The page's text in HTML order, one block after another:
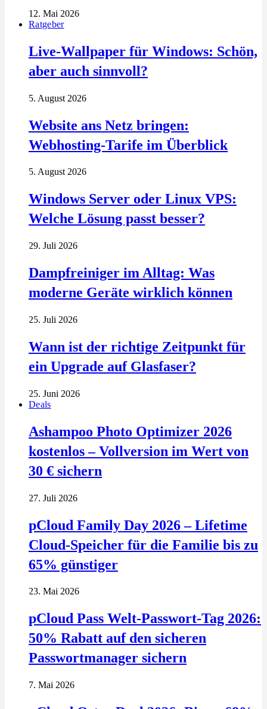
12. Mai 2026
Ratgeber
Live-Wallpaper für Windows: Schön,
aber auch sinnvoll?
5. August 2026
Website ans Netz bringen:
Webhosting-Tarife im Überblick
5. August 2026
Windows Server oder Linux VPS:
Welche Lösung passt besser?
29. Juli 2026
Dampfreiniger im Alltag: Was
moderne Geräte wirklich können
25. Juli 2026
Wann ist der richtige Zeitpunkt für
ein Upgrade auf Glasfaser?
25. Juni 2026
Deals
Ashampoo Photo Optimizer 2026
kostenlos – Vollversion im Wert von
30 € sichern
27. Juli 2026
pCloud Family Day 2026 – Lifetime
Cloud-Speicher für die Familie bis zu
65% günstiger
23. Mai 2026
pCloud Pass Welt-Passwort-Tag 2026:
50% Rabatt auf den sicheren
Passwortmanager sichern
7. Mai 2026